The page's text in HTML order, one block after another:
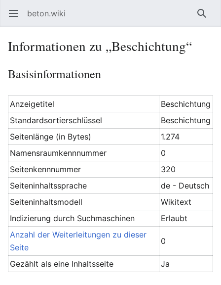
Hauptmenü öffnen beton.wiki
Informationen zu „Beschichtung“
Basisinformationen
Anzeigetitel
Beschichtung
Standardsortierschlüssel
Beschichtung
Seitenlänge (in Bytes)
1.274
Namensraumkennnummer
0
Seitenkennnummer
320
Seiteninhaltssprache
de - Deutsch
Seiteninhaltsmodell
Wikitext
Indizierung durch Suchmaschinen
Erlaubt
Anzahl der Weiterleitungen zu dieser
Seite
0
Gezählt als eine Inhaltsseite Ja